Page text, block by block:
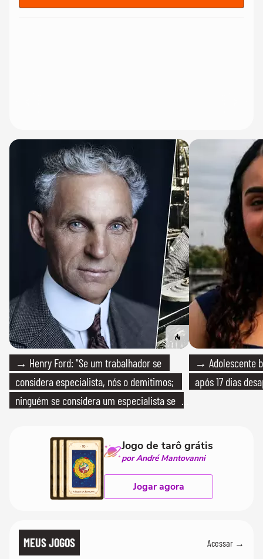
→ Henry Ford: "Se um trabalhador se
considera especialista, nós o demitimos;
ninguém se considera um especialista se
→ Adolescente
após 17 dias
Jogo de tarô grátis
por André Mantovanni
Jogar agora
MEUS JOGOS Acessar →